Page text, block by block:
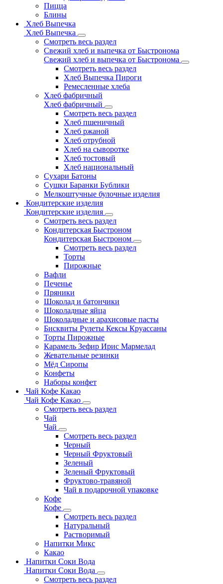
Пицца
Блины
Хлеб Выпечка
Хлеб Выпечка
Смотреть весь раздел
Свежий хлеб и выпечка от Быстронома
Свежий хлеб и выпечка от Быстронома
Смотреть весь раздел
Хлеб Выпечка Пироги
Ремесленные хлеба
Хлеб фабричный
Хлеб фабричный
Смотреть весь раздел
Хлеб пшеничный
Хлеб ржаной
Хлеб отрубной
Хлеб на сыворотке
Хлеб тостовый
Хлеб национальный
Сухари Батоны
Сушки Баранки Бублики
Мелкоштучные булочные изделия
Кондитерские изделия
Кондитерские изделия
Смотреть весь раздел
Кондитерская Быстроном
Кондитерская Быстроном
Смотреть весь раздел
Торты
Пирожные
Вафли
Печенье
Пряники
Шоколад и батончики
Шоколадные яйца
Шоколадные и арахисовые пасты
Бисквиты Рулеты Кексы Круассаны
Торты Пирожные
Карамель Зефир Ирис Мармелад
Жевательные резинки
Мёд Сиропы
Конфеты
Наборы конфет
Чай Кофе Какао
Чай Кофе Какао
Смотреть весь раздел
Чай
Чай
Смотреть весь раздел
Черный
Черный Фруктовый
Зеленый
Зеленый Фруктовый
Фруктово-травяной
Чай в подарочной упаковке
Кофе
Кофе
Смотреть весь раздел
Натуральный
Растворимый
Напитки Микс
Какао
Напитки Соки Вода
Напитки Соки Вода
Смотреть весь раздел